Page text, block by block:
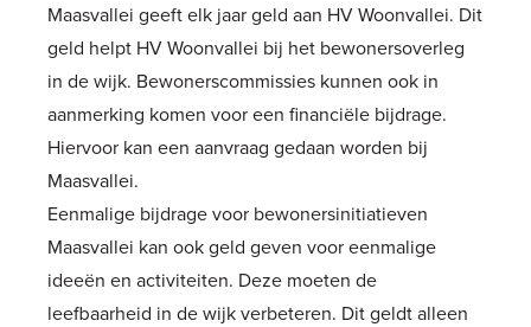
Maasvallei geeft elk jaar geld aan HV Woonvallei. Dit
geld helpt HV Woonvallei bij het bewonersoverleg
in de wijk. Bewonerscommissies kunnen ook in
aanmerking komen voor een financiële bijdrage.
Hiervoor kan een aanvraag gedaan worden bij
Maasvallei.
Eenmalige bijdrage voor bewonersinitiatieven
Maasvallei kan ook geld geven voor eenmalige
ideeën en activiteiten. Deze moeten de
leefbaarheid in de wijk verbeteren. Dit geldt alleen